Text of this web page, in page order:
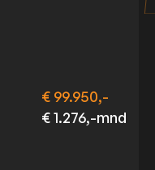
€ 99.950,-
€ 1.276,-mnd